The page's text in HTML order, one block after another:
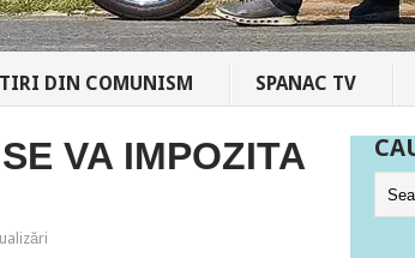
DIN COMUNISM SPANAC TV
VA IMPOZITA